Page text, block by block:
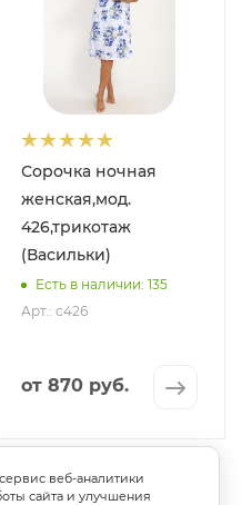
Сорочка ночная
женская,мод.
426,трикотаж
(Васильки)
Есть в наличии: 135
Арт.: с426
от 870 руб.
веб-аналитики
сайта и улучшения